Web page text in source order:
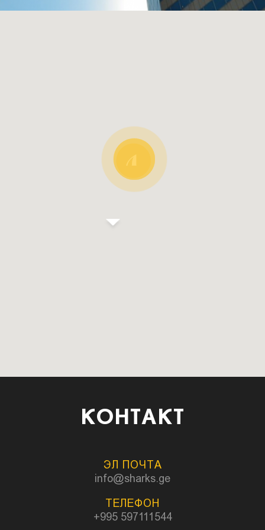
КОНТАКТ
ЭЛ ПОЧТА
info@sharks.ge
ТЕЛЕФОН
+995 597111544